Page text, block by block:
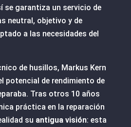
se garantiza un servicio de
neutral, objetivo y de
a las necesidades del
de husillos, Markus Kern
potencial de rendimiento de
Tras otros 10 años
práctica en la reparación
su antigua visión: esta